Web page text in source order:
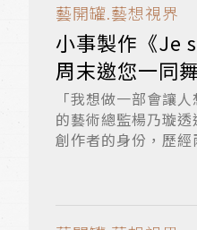
藝開罐.藝想視界
小事製作《Je
周末邀您一同
「我想做一部會讓
的藝術總監楊乃璇
創作者的身份，歷